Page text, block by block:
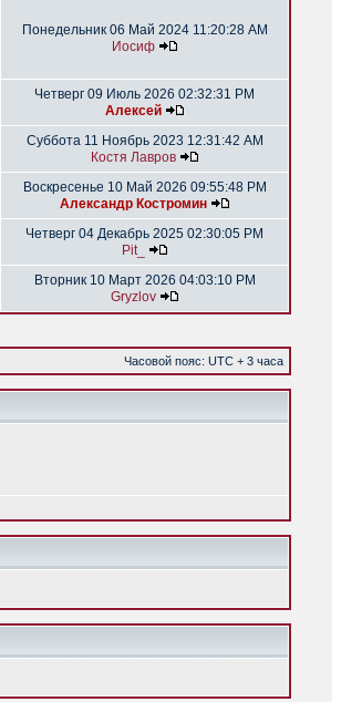
Понедельник 06 Май 2024 11:20:28 AM
Иосиф
Четверг 09 Июль 2026 02:32:31 PM
Алексей
Суббота 11 Ноябрь 2023 12:31:42 AM
Костя Лавров
Воскресенье 10 Май 2026 09:55:48 PM
Александр Костромин
Четверг 04 Декабрь 2025 02:30:05 PM
Pit_
Вторник 10 Март 2026 04:03:10 PM
Gryzlov
Часовой пояс: UTC + 3 часа